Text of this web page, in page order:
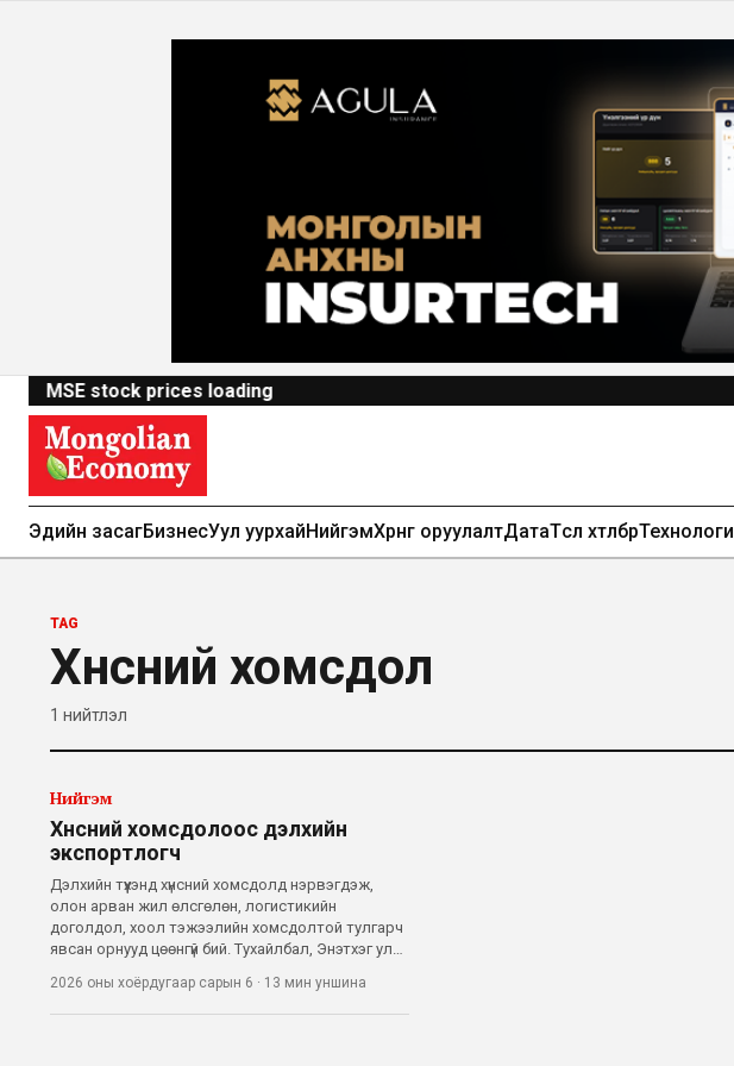
MSE stock prices loading
Эдийн засагБизнесУул уурхайНийгэмХөрөнгө оруулалтДатаТөсөл хөтөлбөрТехнологи
TAG
Хүнсний хомсдол
1 нийтлэл
Нийгэм
Хүнсний хомсдолоос дэлхийн
экспортлогч
Дэлхийн түүхэнд хүнсний хомсдолд нэрвэгдэж,
олон арван жил өлсгөлөн, логистикийн
доголдол, хоол тэжээлийн хомсдолтой тулгарч
явсан орнууд цөөнгүй бий. Тухайлбал, Энэтхэг улс
алдсан бол, Бангладеш байгалийн гамшиг бүрийн
дараа хүнснийхээ тал хувийг гадаадаас
2026 оны хоёрдугаар сарын 6 · 13 мин уншина